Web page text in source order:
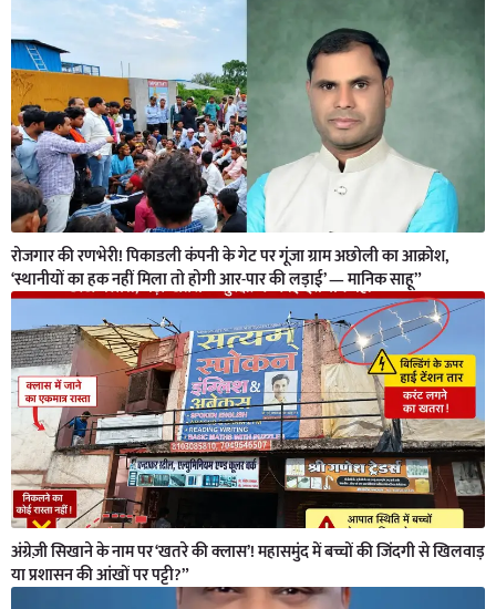
रोजगार की रणभेरी! पिकाडली कंपनी के गेट पर गूंजा ग्राम अछोली का आक्रोश,
‘स्थानीयों का हक नहीं मिला तो होगी आर-पार की लड़ाई’ — मानिक साहू”
अंग्रेज़ी सिखाने के नाम पर ‘खतरे की क्लास’! महासमुंद में बच्चों की जिंदगी से खिलवाड़
या प्रशासन की आंखों पर पट्टी?”